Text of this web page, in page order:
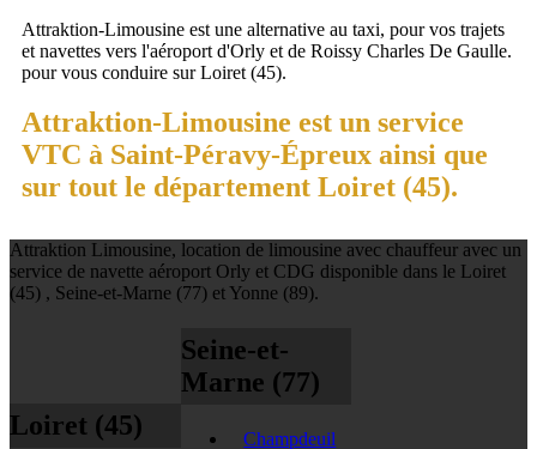
Attraktion-Limousine est une alternative au taxi, pour vos trajets
et navettes vers l'aéroport d'Orly et de Roissy Charles De Gaulle.
pour vous conduire sur Loiret (45).
Attraktion-Limousine est un service
VTC à Saint-Péravy-Épreux ainsi que
sur tout le département Loiret (45).
Attraktion Limousine, location de limousine avec chauffeur avec un
service de navette aéroport Orly et CDG disponible dans le Loiret
(45) , Seine-et-Marne (77) et Yonne (89).
Loiret (45)
Seine-et-
Marne (77)
Champdeuil